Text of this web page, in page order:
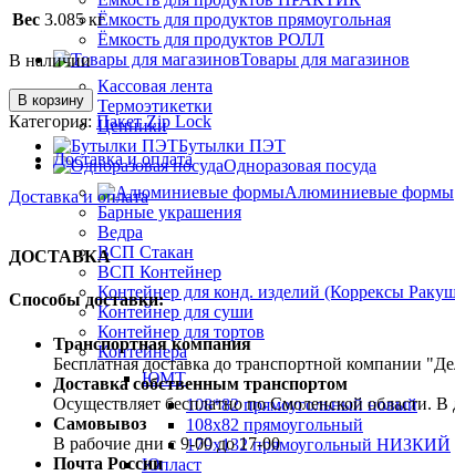
Ёмкость для продуктов прямоугольная
Ёмкость для продуктов РОЛЛ
Товары для магазинов
Кассовая лента
Термоэтикетки
Ценники
Бутылки ПЭТ
Одноразовая посуда
Алюминиевые формы
Барные украшения
Ведра
ВСП Стакан
ВСП Контейнер
Контейнер для конд. изделий (Коррексы
Контейнер для суши
Контейнер для тортов
Контейнера
ЮМТ
108*82 прямоугольный новый
108х82 прямоугольный
179х132 прямоугольный НИЗКИЙ
Юпласт
Вес 3.085 кг
В наличии
В корзину
Категория: Пакет Zip Lock
Доставка и оплата
Доставка и оплата
ДОСТАВКА
Способы доставки:
Транспортная компания
Бесплатная доставка до транспортной компании
Доставка собственным транспортом
Осуществляет бесплатно по Смоленской области.
Самовывоз
В рабочие дни с 9-00 до 17-00
Почта России